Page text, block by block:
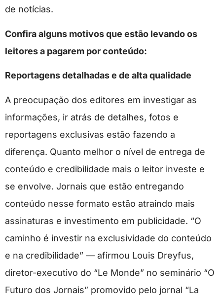
de notícias.
Confira alguns motivos que estão levando os
leitores a pagarem por conteúdo:
Reportagens detalhadas e de alta qualidade
A preocupação dos editores em investigar as
informações, ir atrás de detalhes, fotos e
reportagens exclusivas estão fazendo a
diferença. Quanto melhor o nível de entrega de
conteúdo e credibilidade mais o leitor investe e
se envolve. Jornais que estão entregando
conteúdo nesse formato estão atraindo mais
assinaturas e investimento em publicidade. “O
caminho é investir na exclusividade do conteúdo
e na credibilidade” — afirmou Louis Dreyfus,
diretor-executivo do “Le Monde” no seminário “O
Futuro dos Jornais” promovido pelo jornal “La